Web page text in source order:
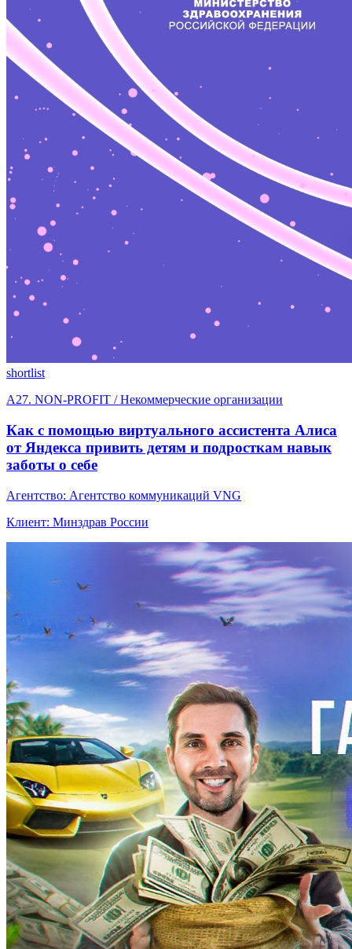
shortlist
A27. NON-PROFIT / Некоммерческие организации
Как с помощью виртуального ассистента Алиса
от Яндекса привить детям и подросткам навык
заботы о себе
Агентство: Агентство коммуникаций VNG
Клиент: Минздрав России